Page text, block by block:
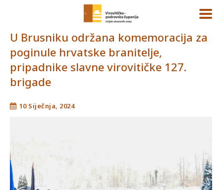
U Brusniku održana komemoracija za
poginule hrvatske branitelje,
pripadnike slavne virovitičke 127.
brigade
10 Siječnja, 2024